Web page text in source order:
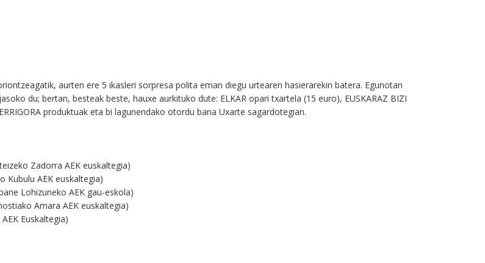
aurten ere 5 ikasleri sorpresa polita eman diegu urtearen hasierarekin batera. Egunotan
du; bertan, besteak beste, hauxe aurkituko dute: ELKAR opari txartela (15 euro), EUSKARAZ BIZI
produktuak eta bi lagunendako otordu bana Uxarte sagardotegian.
Zadorra AEK euskaltegia)
Kubulu AEK euskaltegia)
Lohizuneko AEK gau-eskola)
Amara AEK euskaltegia)
Euskaltegia)